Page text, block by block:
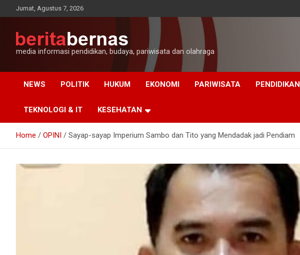
to
Jumat, Agustus 7, 2026
media informasi pendidikan, budaya, pariwisata dan olahraga
NEWS POLITIK HUKUM EKONOMI PARIWISATA PENDIDIKAN
TEKNOLOGI & IT KESEHATAN
Home OPINI Sayap-sayap Imperium Sambo dan Tito yang Mendadak jadi Pendiam